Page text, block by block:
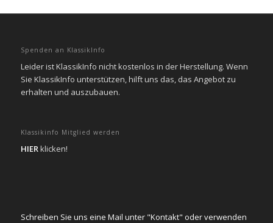
Spenden an KlassikInfo
Leider ist KlassikInfo nicht kostenlos in der Herstellung. Wenn
Sie KlassikInfo unterstützen, hilft uns das, das Angebot zu
erhalten und auszubauen.
Klassikinfo Mitglied werden
HIERklicken!
Schreiben Sie uns eine Mail unter "Kontakt" oder verwenden